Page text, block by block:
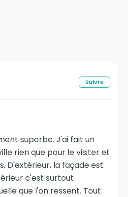
Suivre
superbe. J'ai fait un
rien que pour le visiter et
D'extérieur, la façade est
c'est surtout
que l'on ressent. Tout